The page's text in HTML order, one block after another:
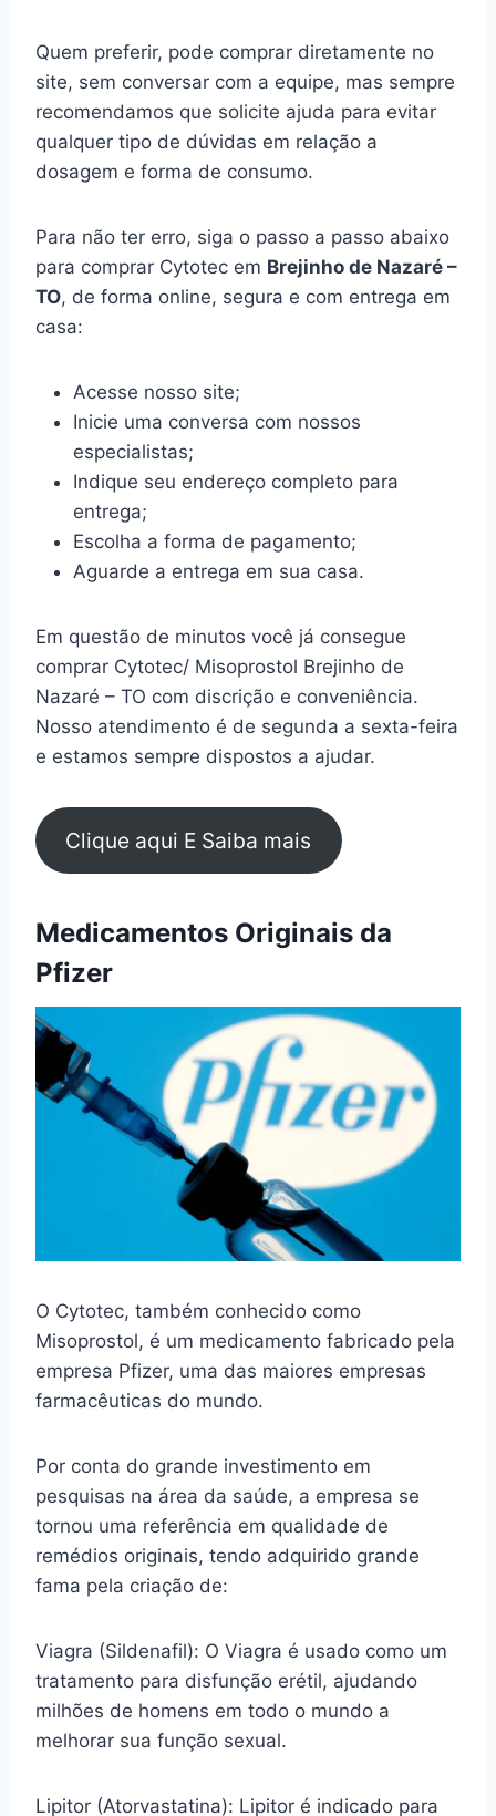
Quem preferir, pode comprar diretamente no
site, sem conversar com a equipe, mas sempre
recomendamos que solicite ajuda para evitar
qualquer tipo de dúvidas em relação a
dosagem e forma de consumo.
Para não ter erro, siga o passo a passo abaixo
para comprar Cytotec em Brejinho de Nazaré –
TO, de forma online, segura e com entrega em
casa:
Acesse nosso site;
Inicie uma conversa com nossos
especialistas;
Indique seu endereço completo para
entrega;
Escolha a forma de pagamento;
Aguarde a entrega em sua casa.
Em questão de minutos você já consegue
comprar Cytotec/ Misoprostol Brejinho de
Nazaré – TO com discrição e conveniência.
Nosso atendimento é de segunda a sexta-feira
e estamos sempre dispostos a ajudar.
Clique aqui E Saiba mais
Medicamentos Originais da
Pfizer
O Cytotec, também conhecido como
Misoprostol, é um medicamento fabricado pela
empresa Pfizer, uma das maiores empresas
farmacêuticas do mundo.
Por conta do grande investimento em
pesquisas na área da saúde, a empresa se
tornou uma referência em qualidade de
remédios originais, tendo adquirido grande
fama pela criação de:
Viagra (Sildenafil): O Viagra é usado como um
tratamento para disfunção erétil, ajudando
milhões de homens em todo o mundo a
melhorar sua função sexual.
Lipitor (Atorvastatina): Lipitor é indicado para